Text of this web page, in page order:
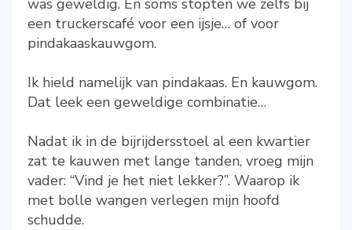
was geweldig. En soms stopten we zelfs bij
een truckerscafé voor een ijsje… of voor
pindakaaskauwgom.
Ik hield namelijk van pindakaas. En kauwgom.
Dat leek een geweldige combinatie…
Nadat ik in de bijrijdersstoel al een kwartier
zat te kauwen met lange tanden, vroeg mijn
vader: “Vind je het niet lekker?”. Waarop ik
met bolle wangen verlegen mijn hoofd
schudde.